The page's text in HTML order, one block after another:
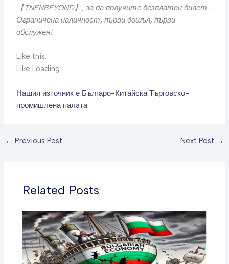
【TNENBEYOND】, за да получите безплатен билет .
Ограничена наличност, първи дошъл, първи
обслужен!
Like this:
Like Loading…
Нашия източник е Българо-Китайска Търговско-
промишлена палaта
← Previous Post Next Post →
Related Posts